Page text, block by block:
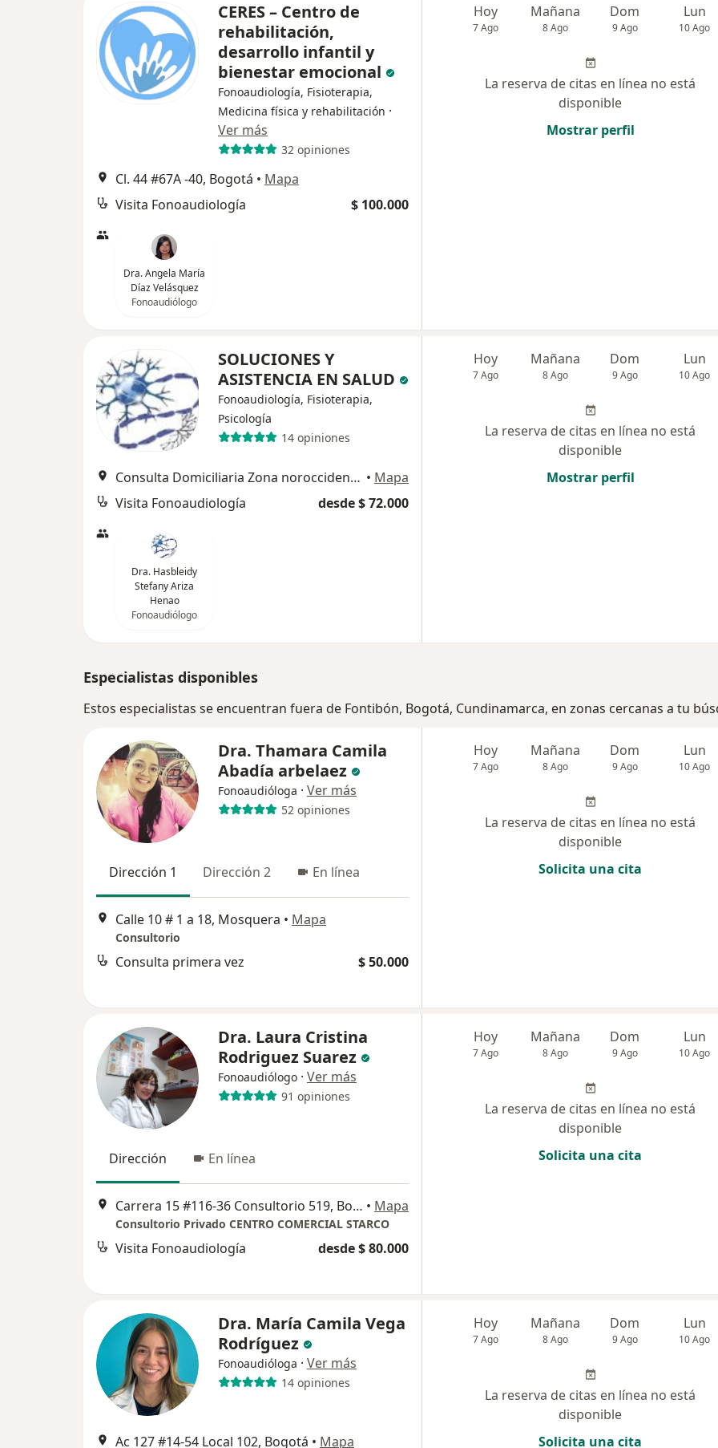
CERES – Centro de
rehabilitación,
desarrollo infantil y
bienestar emocional
Fonoaudiología, Fisioterapia,
Medicina física y rehabilitación ·
Ver más
32 opiniones
Cl. 44 #67A -40, Bogotá • Mapa
Visita Fonoaudiología
$ 100.000
Dra. Angela María
Díaz Velásquez
Fonoaudiólogo
Hoy
7 Ago
Mañana
8 Ago
Dom
9 Ago
Lun
10 Ago
La reserva de citas en línea no está
disponible
Mostrar perfil
SOLUCIONES Y
ASISTENCIA EN SALUD
Fonoaudiología, Fisioterapia,
Psicología
14 opiniones
Consulta Domiciliaria Zona noroccidente, Bogotá • Mapa
Visita Fonoaudiología
desde $ 72.000
Dra. Hasbleidy
Stefany Ariza
Henao
Fonoaudiólogo
Hoy
7 Ago
Mañana
8 Ago
Dom
9 Ago
Lun
10 Ago
La reserva de citas en línea no está
disponible
Mostrar perfil
Especialistas disponibles
Estos especialistas se encuentran fuera de Fontibón, Bogotá, Cundinamarca, en zonas cercanas a tu
Dra. Thamara Camila
Abadía arbelaez
Fonoaudióloga · Ver más
52 opiniones
Dirección 1 Dirección 2 En línea
Calle 10 # 1 a 18, Mosquera • Mapa
Consultorio
Consulta primera vez $ 50.000
Hoy
7 Ago
Mañana
8 Ago
Dom
9 Ago
Lun
10 Ago
La reserva de citas en línea no está
disponible
Solicita una cita
Dra. Laura Cristina
Rodriguez Suarez
Fonoaudiólogo · Ver más
91 opiniones
Dirección En línea
Carrera 15 #116-36 Consultorio 519, Bogotá • Mapa
Consultorio Privado CENTRO COMERCIAL STARCO
Visita Fonoaudiología desde $ 80.000
Hoy
7 Ago
Mañana
8 Ago
Dom
9 Ago
Lun
10 Ago
La reserva de citas en línea no está
disponible
Solicita una cita
Dra. María Camila Vega
Rodríguez
Fonoaudióloga · Ver más
14 opiniones
Ac 127 #14-54 Local 102, Bogotá • Mapa
Hoy
7 Ago
Mañana
8 Ago
Dom
9 Ago
Lun
10 Ago
La reserva de citas en línea no está
disponible
Solicita una cita